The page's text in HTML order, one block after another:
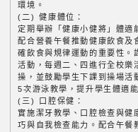
環境。
(二) 健康體位：
定期舉辦「健康小健將」體適
配合營養午餐推動健康飲食及
確飲食與規律運動的重要性。
活動，每週二、四進行全校樂
操，並鼓勵學生下課到操場
5次游泳教學，提升學生體適
(三) 口腔保健：
實施潔牙教學、口腔檢查與健
巧與自我檢查能力。配合午餐